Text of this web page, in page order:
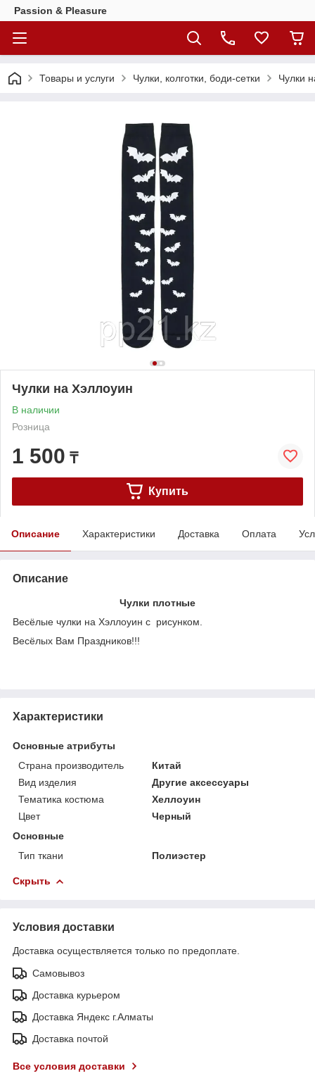
Passion & Pleasure
Товары и услуги Чулки, колготки, боди-сетки Чулки
Чулки на Хэллоуин
В наличии
Розница
1 500 ₸
Купить
Описание Характеристики Доставка Оплата
Описание
Чулки плотные
Весёлые чулки на Хэллоуин с рисунком.
Весёлых Вам Праздников!!!
Характеристики
Основные атрибуты
Страна производитель
Китай
Вид изделия
Другие аксессуары
Тематика костюма
Хеллоуин
Цвет
Черный
Основные
Тип ткани
Полиэстер
Скрыть
Условия доставки
Доставка осуществляется только по предоплате.
Самовывоз
Доставка курьером
Доставка Яндекс г.Алматы
Доставка почтой
Все условия доставки